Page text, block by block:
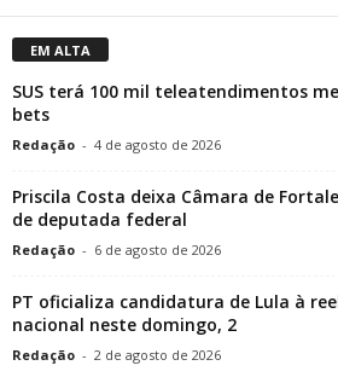
EM ALTA
SUS terá 100 mil teleatendimentos
bets
Redação - 4 de agosto de 2026
Priscila Costa deixa Câmara de
de deputada federal
Redação - 6 de agosto de 2026
PT oficializa candidatura de Lula à
nacional neste domingo, 2
Redação - 2 de agosto de 2026